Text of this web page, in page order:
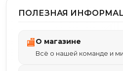
ПОЛЕЗНАЯ
🏬О магазине
Всё о нашей команде и